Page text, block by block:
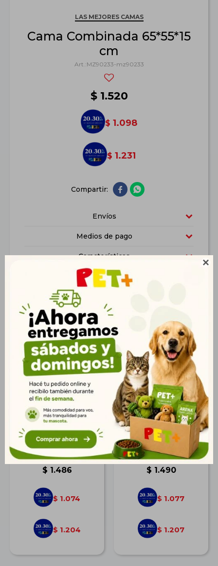

LAS MEJORES CAMAS
Cama Combinada 65*55*15
cm
MZ90233-mz90233
$ 1.520
$ 1.098
$ 1.231
 
Envíos
Medios de pago
Características
Productos que te pueden interesar
Dog Jacket 65 cm
$ 1.486
$ 1.074
$ 1.204
Piscina Para Perro 150
Cm
$ 1.490
$ 1.077
$ 1.207